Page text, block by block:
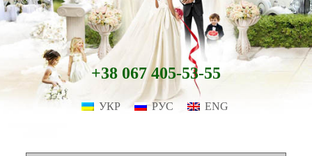
+38 067 405-53-55
УКР РУС ENG